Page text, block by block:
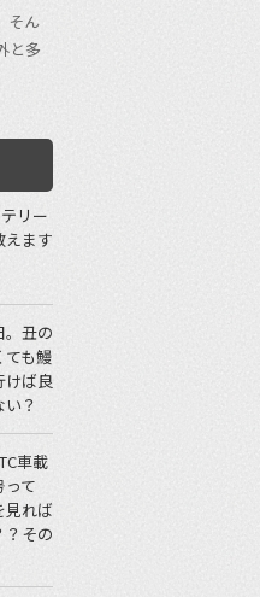
そん
と多
リー
えます
。丑の
ても鰻
けば良
？
車載
って
見れば
？その